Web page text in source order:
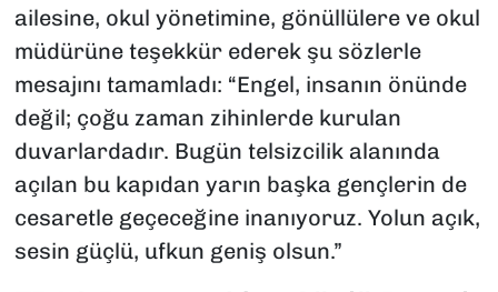
ailesine, okul yönetimine, gönüllülere ve okul
müdürüne teşekkür ederek şu sözlerle
mesajını tamamladı: “Engel, insanın önünde
değil; çoğu zaman zihinlerde kurulan
duvarlardadır. Bugün telsizcilik alanında
açılan bu kapıdan yarın başka gençlerin de
cesaretle geçeceğine inanıyoruz. Yolun açık,
sesin güçlü, ufkun geniş olsun.”